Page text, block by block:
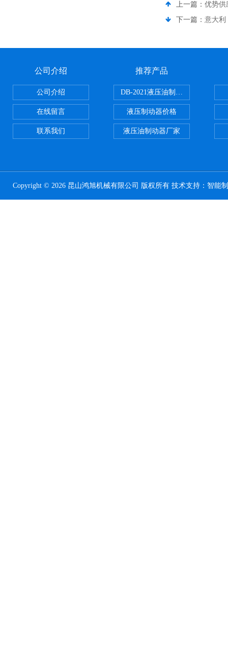
上一篇： 优势供
下一篇： 意大利
公司介绍
公司介绍
在线留言
联系我们
推荐产品
DB-2021液压油制动器
液压制动器价格
液压油制动器厂家
Copyright © 2026 昆山鸿旭机械有限公司 版权所有 技术支持： 智能